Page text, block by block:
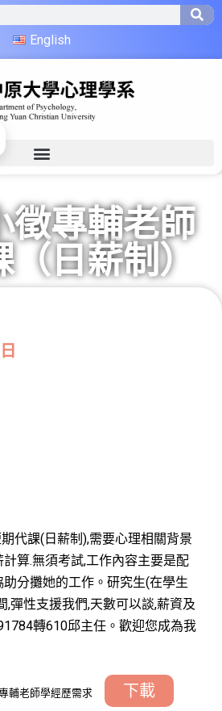
English
徵專輔老師
日薪制）
代課(日薪制),需要心理相關背景
算.無須考試,工作內容主要是配
分攤她的工作。研究生(在學生
,彈性支援我們,天數可以談,薪資及
轉610邱主任。歡迎您成為我
輔老師學經歷需求 下載